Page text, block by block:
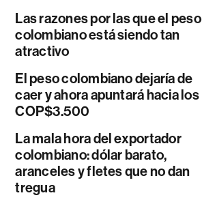
Las razones por las que el peso
colombiano está siendo tan
atractivo
El peso colombiano dejaría de
caer y ahora apuntará hacia los
COP$3.500
La mala hora del exportador
colombiano: dólar barato,
aranceles y fletes que no dan
tregua